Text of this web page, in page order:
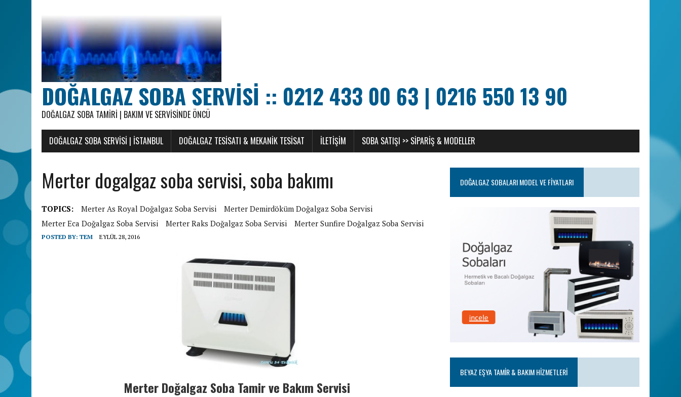
DOĞALGAZ SOBA SERVISI :: 0212 433 00 63 | 0216 550 13 90
DOĞALGAZ SOBA TAMIRI | BAKIM VE SERVISINDE ÖNCÜ
DOĞALGAZ SOBA SERVISI | İSTANBUL DOĞALGAZ TESISATI & MEKANIK TESISAT ILETIŞIM SOBA SATIŞI >> SIPARIŞ & MODELLER
Merter dogalgaz soba servisi, soba bakımı
TOPICS: Merter As Royal Doğalgaz Soba Servisi
Merter Demirdöküm Doğalgaz Soba Servisi
Merter Eca Doğalgaz Soba Servisi
Merter Raks Doğalgaz Soba Servisi Merter Sunfire Doğalgaz Soba Servisi
POSTED BY: TEM EYLÜL 28, 2016
Merter Doğalgaz Soba Tamir ve Bakım Servisi
DOĞALGAZ SOBALARI MODEL VE FIYATLARI
BEYAZ EŞYA TAMIR & BAKIM HIZMETLERI